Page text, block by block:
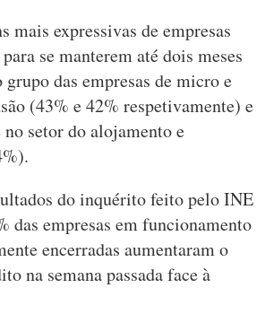
mais expressivas de empresas
se manterem até dois meses
das empresas de micro e
(43% e 42% respetivamente) e
setor do alojamento e
do inquérito feito pelo INE
das empresas em funcionamento
encerradas aumentaram o
na semana passada face à